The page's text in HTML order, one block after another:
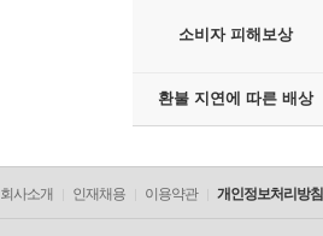
소비자 피해보상
환불 지연에 따른 배상
회사소개 인재채용 이용약관 개인정보처리방침